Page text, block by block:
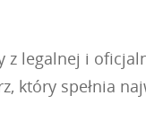
z legalnej i
który spełnia